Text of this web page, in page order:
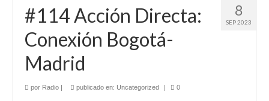
8
SEP 2023
#114 Acción Directa:
Conexión Bogotá-
Madrid
por Radio | publicado en: Uncategorized | 0